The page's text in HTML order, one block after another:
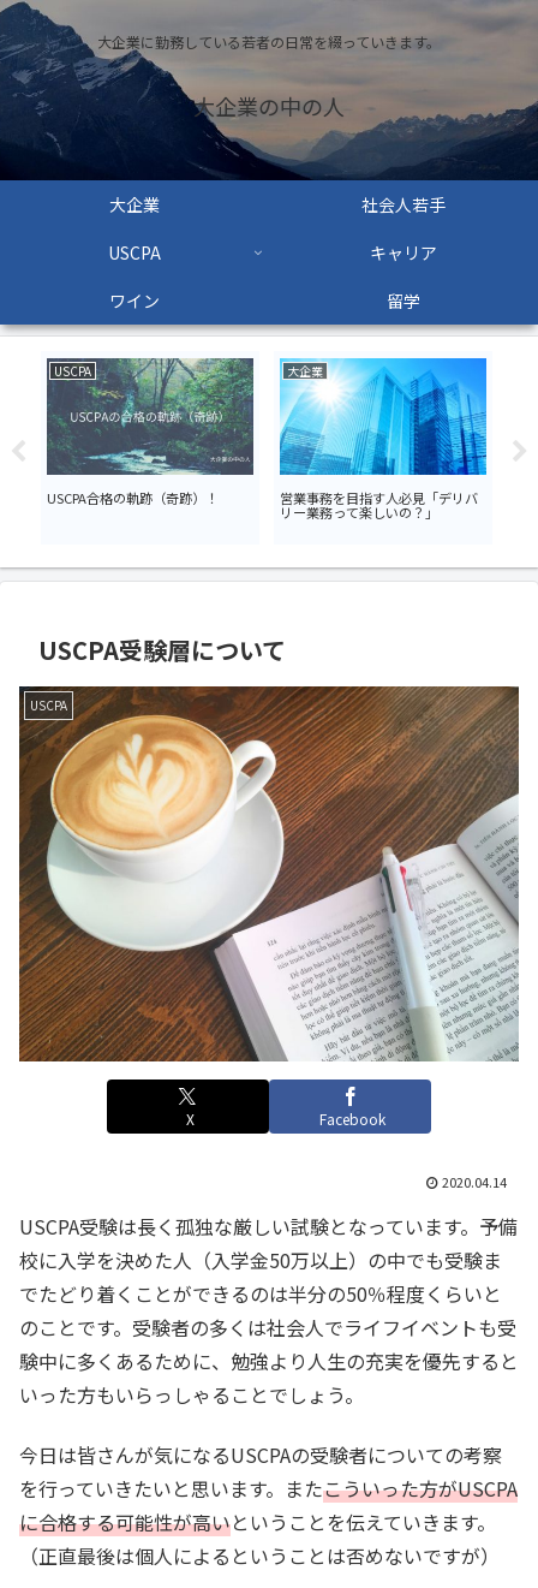
大企業に勤務している若者の日常を綴っていきます。
大企業の中の人
大企業
社会人若手
USCPA
キャリア
ワイン
留学
USCPA
USCPA合格の軌跡（奇跡）！
大企業
営業事務を目指す人必見「デリバ
リー業務って楽しいの？」
USCPA受験層について
USCPA
X Facebook
2020.04.14
USCPA受験は長く孤独な厳しい試験となっています。予備
校に入学を決めた人（入学金50万以上）の中でも受験ま
でたどり着くことができるのは半分の50％程度くらいと
のことです。受験者の多くは社会人でライフイベントも受
験中に多くあるために、勉強より人生の充実を優先すると
いった方もいらっしゃることでしょう。
今日は皆さんが気になるUSCPAの受験者についての考察
を行っていきたいと思います。またこういった方がUSCPA
に合格する可能性が高いということを伝えていきます。
（正直最後は個人によるということは否めないですが）